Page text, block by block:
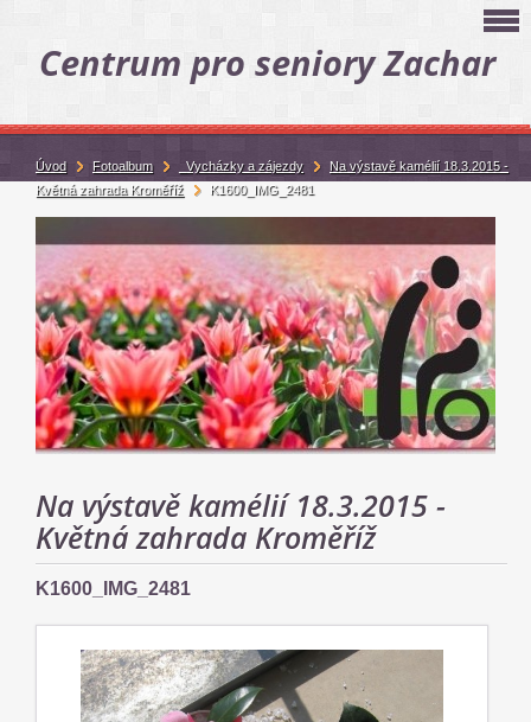
Centrum pro seniory Zachar
Na výstavě kamélií 18.3.2015 -
Květná zahrada Kroměříž
K1600_IMG_2481
Úvod Fotoalbum _Vycházky a zájezdy
Na výstavě kamélií 18.3.2015 -
Květná zahrada Kroměříž
K1600_IMG_2481